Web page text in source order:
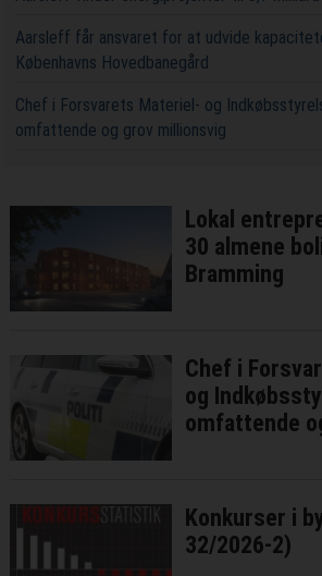
Aarsleff får ansvaret for at udvide
Københavns Hovedbanegård
Chef i Forsvarets Materiel- og
omfattende og grov millionsvig
Lokal
30 almene
Bramming
Chef i
og
omfattende
Konkurser i
32/2026-2)